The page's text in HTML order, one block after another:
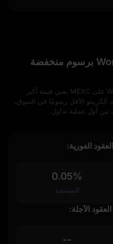
اشتري WorldMobileToken برسوم منخفضة
شراء WorldMobileToken (WMTX) على MEXC يعني قيمة أكبر
الكريبتو الأقل رسومًا في السوق،
الفورية:
0.05%
المستفيد
الآجلة:
--